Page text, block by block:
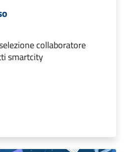
collaboratore
smartcity